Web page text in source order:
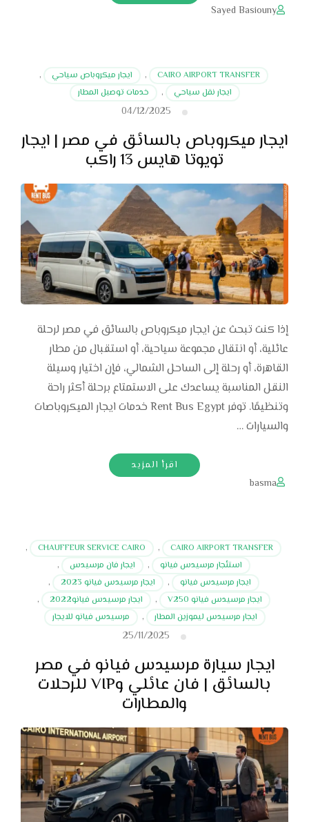
Sayed Basiouny
CAIRO AIRPORT TRANSFER
, ايجار ميكروباص سياحي
,
ايجار نقل سياحي
, خدمات توصيل المطار
04/12/2025
ايجار ميكروباص بالسائق في مصر | ايجار
تويوتا هايس 13 راكب
إذا كنت تبحث عن ايجار ميكروباص بالسائق في مصر لرحلة
عائلية، أو انتقال مجموعة سياحية، أو استقبال من مطار
القاهرة، أو رحلة إلى الساحل الشمالي، فإن اختيار وسيلة
النقل المناسبة يساعدك على الاستمتاع برحلة أكثر راحة
وتنظيمًا. توفر Rent Bus Egypt خدمات ايجار الميكروباصات
والسيارات …
اقرأ المزيد
basma
CAIRO AIRPORT TRANSFER
,
CHAUFFEUR SERVICE CAIRO
,
استئجار مرسيدس فيانو
, ايجار فان مرسيدس
,
ايجار مرسيدس فيانو
, ايجار مرسيدس فيانو 2023
,
ايجار مرسيدس فيانو V250
, ايجار مرسيدس فيانو2022
,
ايجار مرسيدس ليموزين المطار
, مرسيدس فيانو للايجار
25/11/2025
ايجار سيارة مرسيدس فيانو في مصر
بالسائق | فان عائلي وVIP للرحلات
والمطارات